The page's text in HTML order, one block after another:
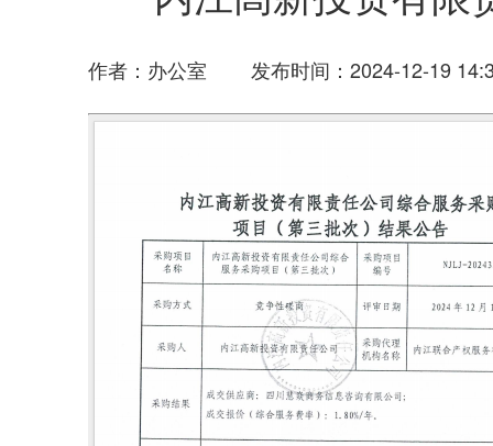
作者：办公室 发布时间：2024-12-19